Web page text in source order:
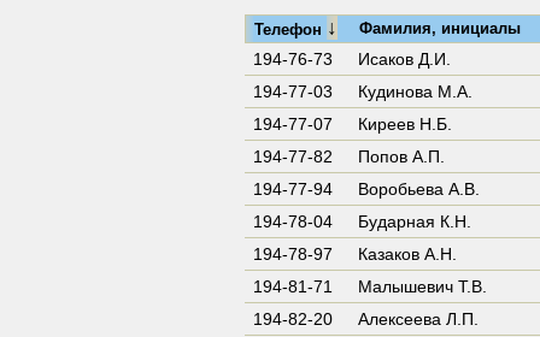
Телефон ↓ Фамилия, инициалы
194-76-73
Исаков Д.И.
194-77-03
Кудинова М.А.
194-77-07
Киреев Н.Б.
194-77-82
Попов А.П.
194-77-94
Воробьева А.В.
194-78-04
Бударная К.Н.
194-78-97
Казаков А.Н.
194-81-71
Малышевич Т.В.
194-82-20
Алексеева Л.П.